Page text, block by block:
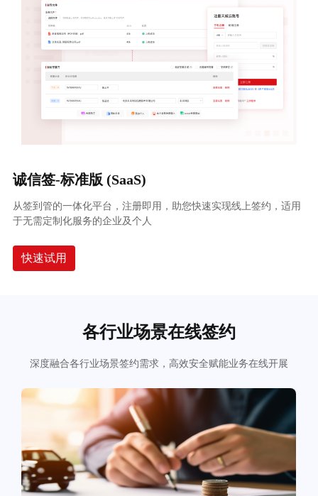
诚信签-标准版 (SaaS)
从签到管的一体化平台，注册即用，助您快速实现线上签约，适用
于无需定制化服务的企业及个人
快速试用
各行业场景在线签约
深度融合各行业场景签约需求，高效安全赋能业务在线开展